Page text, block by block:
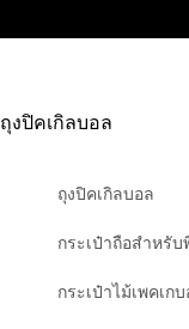
ถุงปิคเกิลบอล
ถุงปิคเกิลบอล
กระเป๋าถือสำหรับ
กระเป๋าไม้เพคเก